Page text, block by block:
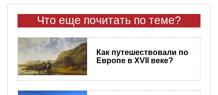
Что еще почитать по теме?
Как путешествовали по
Европе в XVII веке?